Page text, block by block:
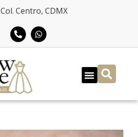
Col. Centro, CDMX